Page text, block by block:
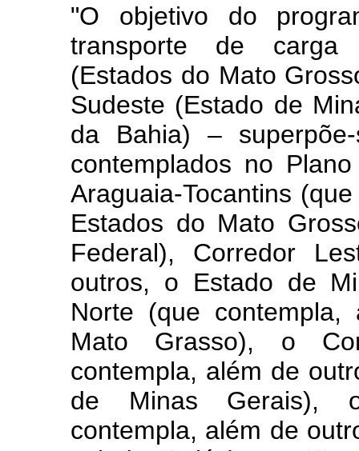
"O objetivo do
transporte de carga
(Estados do Mato
Sudeste (Estado de
da Bahia) –
contemplados no
Araguaia-Tocantins
Estados do Mato
Federal), Corredor
outros, o Estado de
Norte (que
Mato Grasso), o
contempla, além de
de Minas Gerais),
contempla, além de